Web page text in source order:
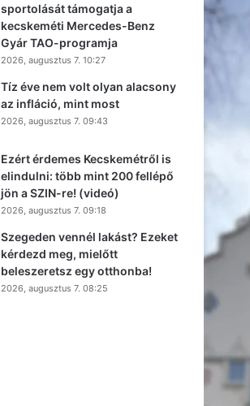
sportolását támogatja a
kecskeméti Mercedes-Benz
Gyár TAO-programja
2026, augusztus 7. 10:27
Tíz éve nem volt olyan alacsony
az infláció, mint most
2026, augusztus 7. 09:43
Ezért érdemes Kecskemétről is
elindulni: több mint 200 fellépő
jön a SZIN-re! (videó)
2026, augusztus 7. 09:18
Szegeden vennél lakást? Ezeket
kérdezd meg, mielőtt
beleszeretsz egy otthonba!
2026, augusztus 7. 08:25